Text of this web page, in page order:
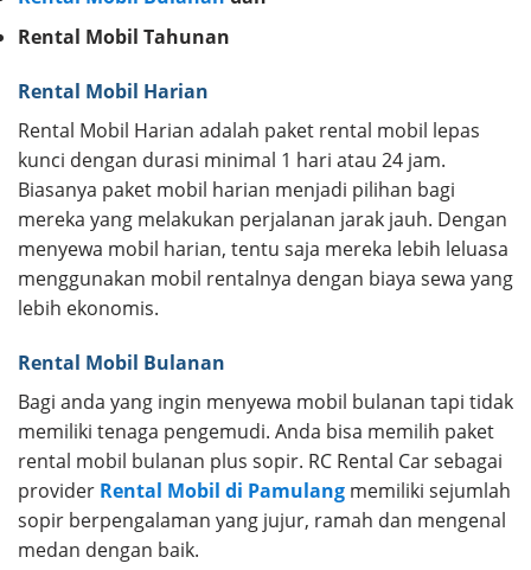
Rental Mobil Tahunan
Rental Mobil Harian
Rental Mobil Harian adalah paket rental mobil lepas
kunci dengan durasi minimal 1 hari atau 24 jam.
Biasanya paket mobil harian menjadi pilihan bagi
mereka yang melakukan perjalanan jarak jauh. Dengan
menyewa mobil harian, tentu saja mereka lebih leluasa
menggunakan mobil rentalnya dengan biaya sewa yang
lebih ekonomis.
Rental Mobil Bulanan
Bagi anda yang ingin menyewa mobil bulanan tapi tidak
memiliki tenaga pengemudi. Anda bisa memilih paket
rental mobil bulanan plus sopir. RC Rental Car sebagai
provider Rental Mobil di Pamulang memiliki sejumlah
sopir berpengalaman yang jujur, ramah dan mengenal
medan dengan baik.